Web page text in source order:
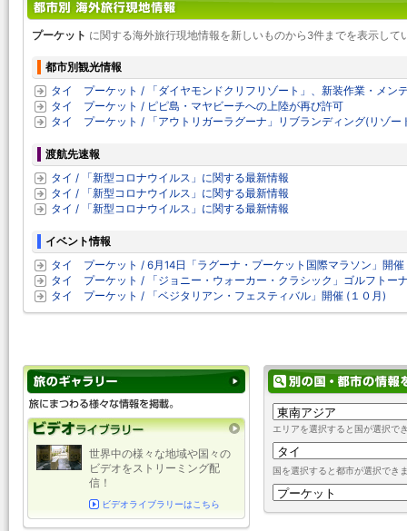
プーケット に関する海外旅行現地情報を新しいものから3件までを表示して
都市別観光情報
タイ プーケット / 「ダイヤモンドクリフリゾート」、新装作業・メン
タイ プーケット / ピピ島・マヤビーチへの上陸が再び許可
タイ プーケット / 「アウトリガーラグーナ」リブランディング(リゾー
渡航先速報
タイ / 「新型コロナウイルス」に関する最新情報
タイ / 「新型コロナウイルス」に関する最新情報
タイ / 「新型コロナウイルス」に関する最新情報
イベント情報
タイ プーケット / 6月14日「ラグーナ・プーケット国際マラソン」開催
タイ プーケット / 「ジョニー・ウォーカー・クラシック」ゴルフトー
タイ プーケット / 「ベジタリアン・フェスティバル」開催 (１０月)
エリアを選択すると国が選択で
国を選択すると都市が選択でき
世界中の様々な地域や国々の
ビデオをストリーミング配
信！
ビデオライブラリーはこちら